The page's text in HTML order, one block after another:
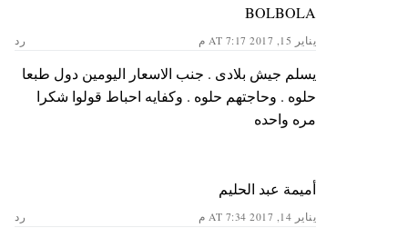
BOLBOLA
يناير 15, 2017 AT 7:17 م رد
يسلم جيش بلادى . جنب الاسعار اليومين دول طبعا
حلوه . وحاجتهم حلوه . وكفايه احباط قولوا شكرا
مره واحده
أميمة عبد الحليم
يناير 14, 2017 AT 7:34 م رد